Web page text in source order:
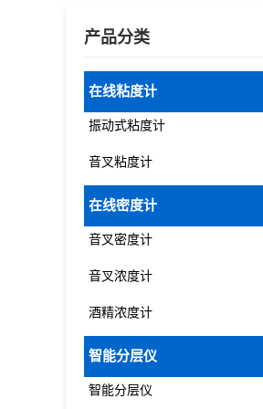
产品分类
在线粘度计
振动式粘度计
音叉粘度计
在线密度计
音叉密度计
音叉浓度计
酒精浓度计
智能分层仪
智能分层仪